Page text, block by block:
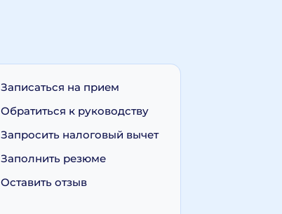
Записаться на прием
Обратиться к руководству
Запросить налоговый вычет
Заполнить резюме
Оставить отзыв